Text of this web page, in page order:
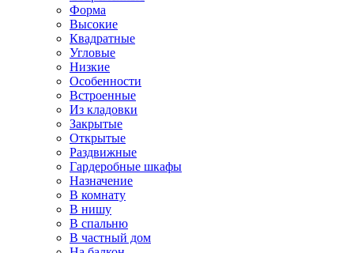
Форма
Высокие
Квадратные
Угловые
Низкие
Особенности
Встроенные
Из кладовки
Закрытые
Открытые
Раздвижные
Гардеробные шкафы
Назначение
В комнату
В нишу
В спальню
В частный дом